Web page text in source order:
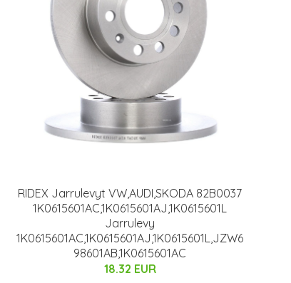
RIDEX Jarrulevyt VW,AUDI,SKODA 82B0037
1K0615601AC,1K0615601AJ,1K0615601L
Jarrulevy
1K0615601AC,1K0615601AJ,1K0615601L,JZW6
98601AB,1K0615601AC
18.32 EUR